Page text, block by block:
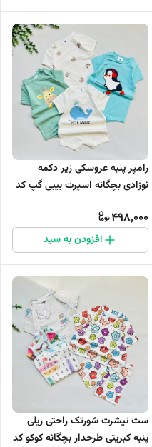
رامپر پنبه عروسکی زیر دکمه
نوزادی بچگانه اسپرت بیبی گپ کد
498,000
افزودن به سبد
ست تیشرت شورتک راحتی ریلی
پنبه کبریتی طرحدار بچگانه کوکو کد